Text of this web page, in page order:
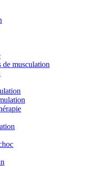
de musculation